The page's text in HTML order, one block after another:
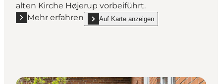
alten Kirche Højerup vorbeiführt.
Mehr erfahren
Mehr erfahren "Damgården Bed & Kitchen"
Auf Karte anzeigen
show Damgården Bed & Kitchen on_map